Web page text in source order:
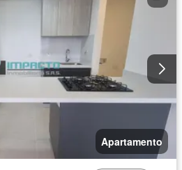
Apartamento